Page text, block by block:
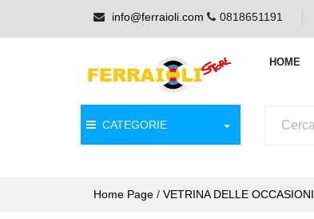
info@ferraioli.com 0818651191
HOME
CATEGORIE
Home Page / VETRINA DELLE OCCASIONI